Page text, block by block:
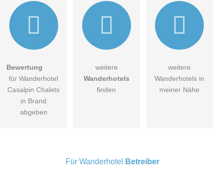
DieDatenschutzerklärunghabe ich zur Kenntnis genommen.
öffentliche Frage stellen
Wanderhotel-Eintrag zu stellen.
Bewertung
für Wanderhotel
Casalpin Chalets
in Brand
abgeben
weitere
Wanderhotels
finden
weitere
Wanderhotels in
meiner Nähe
Für Wanderhotel Betreiber